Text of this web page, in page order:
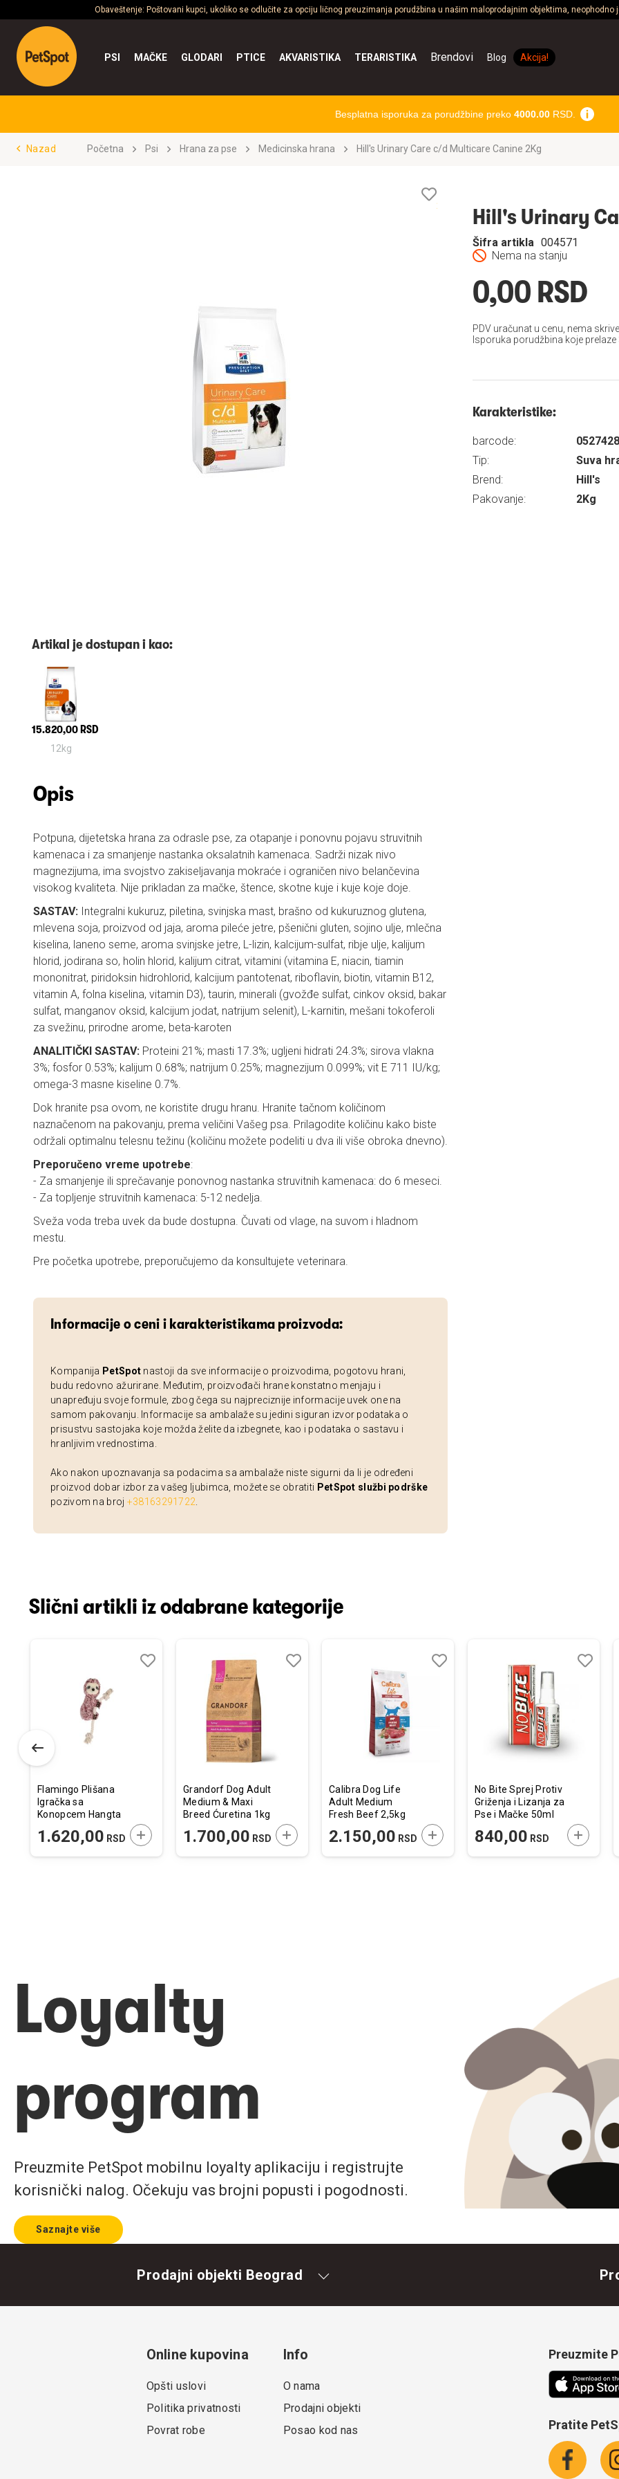
Obaveštenje: Poštovani kupci, ukoliko se odlučite za opciju ličnog preuzimanja porudžbina u našim maloprodajnim objektima,
PSI MAČKE GLODARI PTICE AKVARISTIKA TERARISTIKA Brendovi Blog Akcija!
Besplatna isporuka za porudžbine preko 4000.00RSD.
Nazad Početna Psi Hrana za pse Medicinska hrana Hill's Urinary Care c/d Multicare Canine 2Kg
Artikal je dostupan i kao:
15.820,00 RSD
12kg
Opis
Potpuna, dijetetska hrana za odrasle pse, za otapanje i ponovnu pojavu struvitnih
kamenaca i za smanjenje nastanka oksalatnih kamenaca. Sadrži nizak nivo
magnezijuma, ima svojstvo zakiseljavanja mokraće i ograničen nivo belančevina
visokog kvaliteta. Nije prikladan za mačke, štence, skotne kuje i kuje koje doje.
SASTAV: Integralni kukuruz, piletina, svinjska mast, brašno od kukuruznog glutena,
mlevena soja, proizvod od jaja, aroma pileće jetre, pšenični gluten, sojino ulje, mlečna
kiselina, laneno seme, aroma svinjske jetre, L-lizin, kalcijum-sulfat, ribje ulje, kalijum
hlorid, jodirana so, holin hlorid, kalijum citrat, vitamini (vitamina E, niacin, tiamin
mononitrat, piridoksin hidrohlorid, kalcijum pantotenat, riboflavin, biotin, vitamin B12,
vitamin A, folna kiselina, vitamin D3), taurin, minerali (gvožđe sulfat, cinkov oksid, bakar
sulfat, manganov oksid, kalcijum jodat, natrijum selenit), L-karnitin, mešani tokoferoli
za svežinu, prirodne arome, beta-karoten
ANALITIČKI SASTAV: Proteini 21%; masti 17.3%; ugljeni hidrati 24.3%; sirova vlakna
3%; fosfor 0.53%; kalijum 0.68%; natrijum 0.25%; magnezijum 0.099%; vit E 711 IU/kg;
omega-3 masne kiseline 0.7%.
Dok hranite psa ovom, ne koristite drugu hranu. Hranite tačnom količinom
naznačenom na pakovanju, prema veličini Vašeg psa. Prilagodite količinu kako biste
održali optimalnu telesnu težinu (količinu možete podeliti u dva ili više obroka dnevno).
Preporučeno vreme upotrebe:
- Za smanjenje ili sprečavanje ponovnog nastanka struvitnih kamenaca: do 6 meseci.
- Za topljenje struvitnih kamenaca: 5-12 nedelja.
Sveža voda treba uvek da bude dostupna. Čuvati od vlage, na suvom i hladnom
mestu.
Pre početka upotrebe, preporučujemo da konsultujete veterinara.
Informacije o ceni i karakteristikama proizvoda:
Kompanija PetSpot nastoji da sve informacije o proizvodima, pogotovu hrani,
budu redovno ažurirane. Međutim, proizvođači hrane konstatno menjaju i
unapređuju svoje formule, zbog čega su najpreciznije informacije uvek one na
samom pakovanju. Informacije sa ambalaže su jedini siguran izvor podataka o
prisustvu sastojaka koje možda želite da izbegnete, kao i podataka o sastavu i
hranljivim vrednostima.
Ako nakon upoznavanja sa podacima sa ambalaže niste sigurni da li je određeni
proizvod dobar izbor za vašeg ljubimca, možete se obratiti PetSpot službi podrške
pozivom na broj +38163291722
želja
Hill's Urinary
Nema na stanju
Šifra artikla 004571
0,00 RSD
PDV uračunat u cenu, nema
Isporuka porudžbina koje
Karakteristike:
barcode:
Tip:
Suva
Brend:
Hill's
Pakovanje:
2Kg
Slični artikli iz odabrane kategorije
U KORPU
Flamingo Plišana
Igračka sa
Konopcem Hangta
30cm
1.620,00 RSD DODAJTE U KORPU
Grandorf Dog Adult
Medium & Maxi
Breed Ćuretina 1kg
1.700,00 RSD DODAJTE U KORPU
Calibra Dog Life
Adult Medium
Fresh Beef 2,5kg
2.150,00 RSD DODAJTE U KORPU
No Bite Sprej Protiv
Griženja i Lizanja za
Pse i Mačke 50ml
840,00 RSD
Loyalty
program
Preuzmite PetSpot mobilnu loyalty aplikaciju i registrujte
korisnički nalog. Očekuju vas brojni popusti i pogodnosti.
Saznajte više
Prodajni objekti Beograd
Online kupovina
Opšti uslovi
Politika privatnosti
Povrat robe
Info
O nama
Prodajni objekti
Posao kod nas
Preuzmite
Pratite